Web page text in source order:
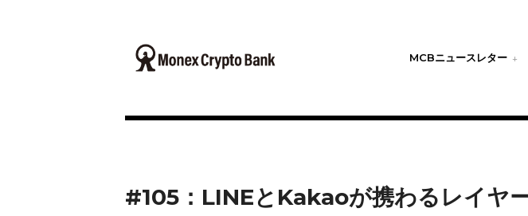
MCBニュースレター
#105：LINEとKakaoが携わるレイヤ